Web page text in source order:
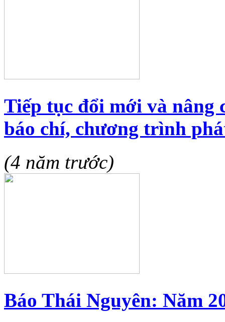
Tiếp tục đổi mới và nâng
báo chí, chương trình
(4 năm trước)
Báo Thái Nguyên: Năm